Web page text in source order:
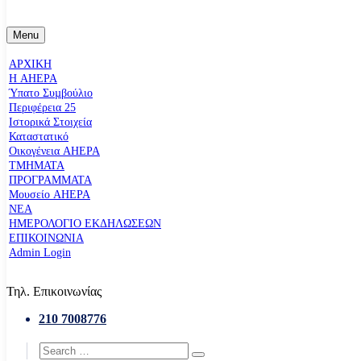
Menu
ΑΡΧΙΚΗ
Η AHEPA
Ύπατο Συµβούλιο
Περιφέρεια 25
Ιστορικά Στοιχεία
Καταστατικό
Οικογένεια AHEPA
ΤΜΗΜΑΤΑ
ΠΡΟΓΡΑΜΜΑΤΑ
Μουσείο AHEPA
ΝΕΑ
ΗΜΕΡΟΛΟΓΙΟ ΕΚΔΗΛΩΣΕΩΝ
ΕΠΙΚΟΙΝΩΝΙΑ
Admin Login
Τηλ. Επικοινωνίας
210 7008776